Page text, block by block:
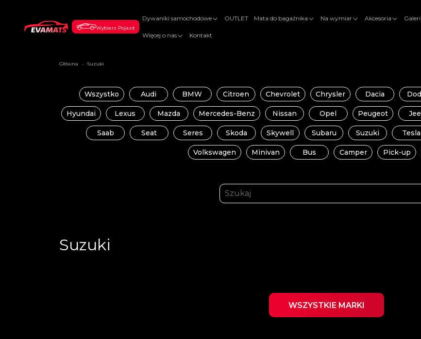
Wybierz Pojazd
Dywaniki samochodowe OUTLET Mata do bagażnika Na wymiar Akcesoria
Więcej o nas Kontakt
Główna > Suzuki
Wszystko Audi BMW Citroen Chevrolet Chrysler Dacia
Hyundai Lexus Mazda Mercedes-Benz Nissan Opel Peugeot
Saab Seat Seres Skoda Skywell Subaru Suzuki Tesla
Volkswagen Minivan Bus Camper Pick-up
Suzuki
WSZYSTKIE MARKI